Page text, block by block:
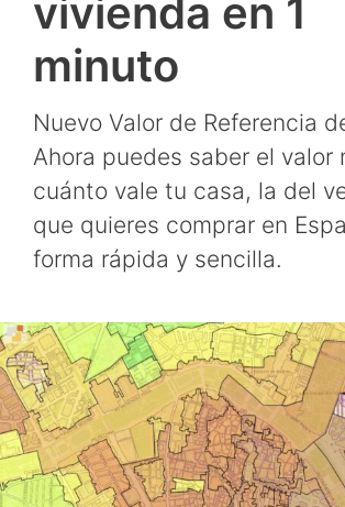
vivienda en 1
minuto
Nuevo Valor de Referencia
Ahora puedes saber el valor
cuánto vale tu casa, la del
que quieres comprar en
forma rápida y sencilla.